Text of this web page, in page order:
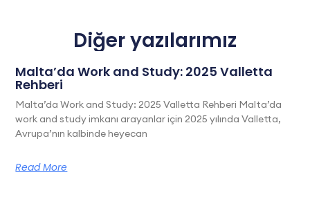
Diğer yazılarımız
Malta’da Work and Study: 2025 Valletta
Rehberi
Malta’da Work and Study: 2025 Valletta Rehberi Malta’da
work and study imkanı arayanlar için 2025 yılında Valletta,
Avrupa’nın kalbinde heyecan
Read More